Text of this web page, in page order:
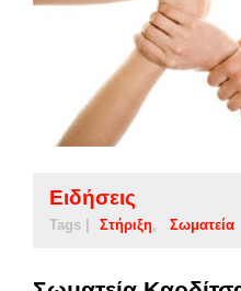
Ειδήσεις
Tags | Στήριξη Σωματεία